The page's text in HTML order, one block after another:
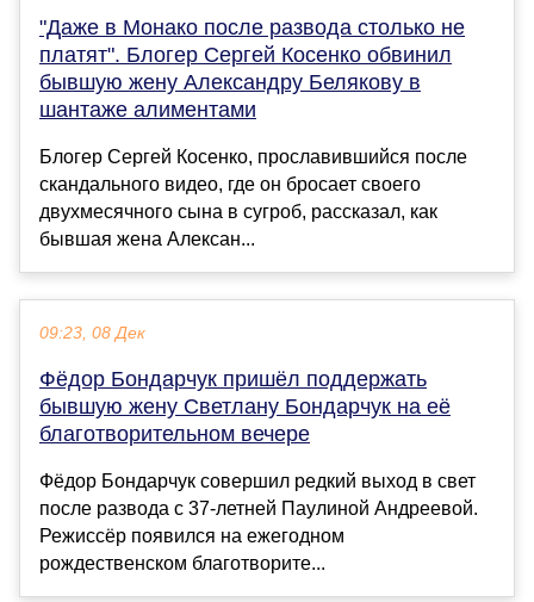
"Даже в Монако после развода столько не
платят". Блогер Сергей Косенко обвинил
бывшую жену Александру Белякову в
шантаже алиментами
Блогер Сергей Косенко, прославившийся после
скандального видео, где он бросает своего
двухмесячного сына в сугроб, рассказал, как
бывшая жена Алексан...
09:23, 08 Дек
Фёдор Бондарчук пришёл поддержать
бывшую жену Светлану Бондарчук на её
благотворительном вечере
Фёдор Бондарчук совершил редкий выход в свет
после развода с 37-летней Паулиной Андреевой.
Режиссёр появился на ежегодном
рождественском благотворите...